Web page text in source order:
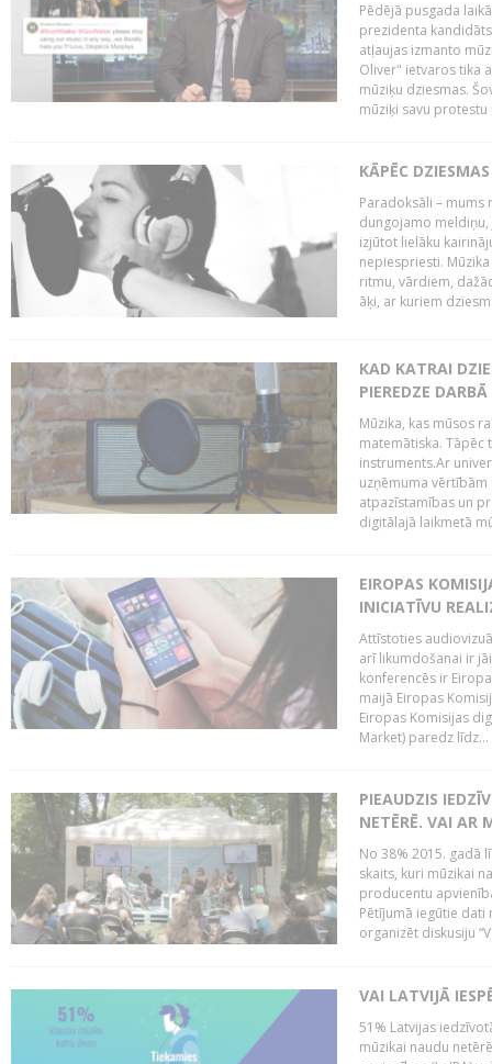
Pēdējā pusgada
prezidenta
atļaujas izmanto
Oliver" ietvaros tika
mūziķu dziesmas.
mūziķi savu
KĀPĒC
Paradoksāli – mums
dungojamo
izjūtot lielāku
nepiespriesti.
ritmu, vārdiem,
āķi, ar kuriem
KAD KATRAI
PIEREDZE
Mūzika, kas mūsos
matemātiska. Tāpēc
instruments.Ar
uzņēmuma
atpazīstamības un
digitālajā laikmetā
EIROPAS
INICIATĪVU
Attīstoties
arī likumdošanai ir
konferencēs ir
maijā Eiropas
Eiropas Komisijas
Market) paredz līdz...
PIEAUDZIS
NETĒRĒ. VAI AR
No 38% 2015. gadā
skaits, kuri mūzikai
producentu
Pētījumā iegūtie dati
organizēt diskusiju
VAI LATVIJĀ
51% Latvijas
mūzikai naudu